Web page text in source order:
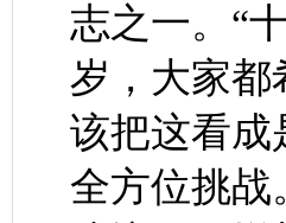
志之一。“
岁，大家都
该把这看成
全方位挑战